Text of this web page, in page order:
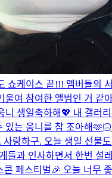
쇼케이스 끝!!! 멤버들의
울여 참여한 앨범인 거
니 생일축하해💖 내 갤러
는 웅니를 참 조아해
랑하구. 오늘 생일 선물
들과 인사하면서 한번
콘 페스티벌🎉 오늘 너무